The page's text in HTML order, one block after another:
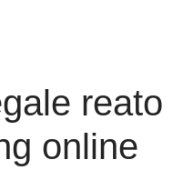
reato
online